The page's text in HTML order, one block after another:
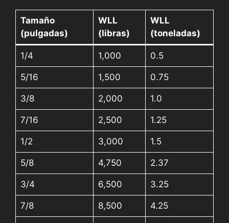
Tamaño
(pulgadas)
WLL
(libras)
WLL
(toneladas)
1/4 1,000 0.5
5/16 1,500 0.75
3/8 2,000 1.0
7/16 2,500 1.25
1/2 3,000 1.5
5/8 4,750 2.37
3/4 6,500 3.25
7/8 8,500 4.25